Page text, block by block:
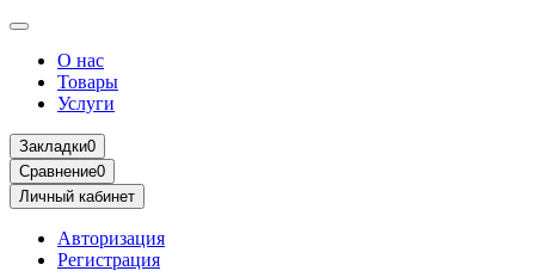
О нас
Товары
Услуги
Закладки0
Сравнение0
Личный кабинет
Авторизация
Регистрация